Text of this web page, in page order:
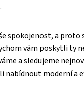
spokojenost, a proto
vám poskytli ty
a sledujeme
nabídnout moderní a